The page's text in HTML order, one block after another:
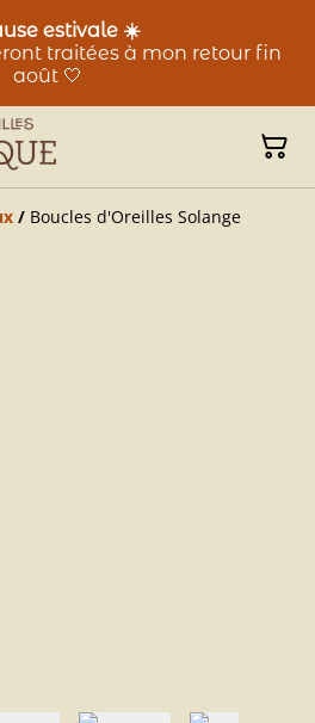
estivale ☀️
traitées à mon retour fin
août 🤍
/ Boucles d'Oreilles Solange